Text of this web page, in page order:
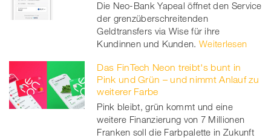
Die Neo-Bank Yapeal öffnet den Service
der grenzüberschreitenden
Geldtransfers via Wise für ihre
Kundinnen und Kunden. Weiterlesen
Das FinTech Neon treibt's bunt in
Pink und Grün – und nimmt Anlauf zu
weiterer Farbe
Pink bleibt, grün kommt und eine
weitere Finanzierung von 7 Millionen
Franken soll die Farbpalette in Zukunft